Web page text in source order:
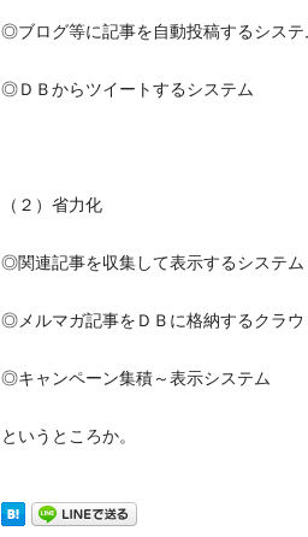
◎ブログ等に記事を自動投稿するシステ
◎ＤＢからツイートするシステム
（２）省力化
◎関連記事を収集して表示するシステム
◎メルマガ記事をＤＢに格納するクラウ
◎キャンペーン集積～表示システム
というところか。